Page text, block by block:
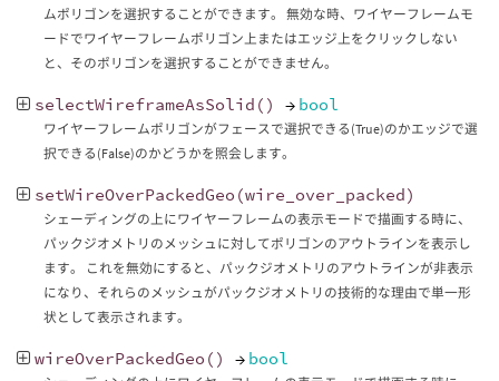
ムポリゴンを選択することができます。 無効な時、ワイヤーフレームモ
ードでワイヤーフレームポリゴン上またはエッジ上をクリックしない
と、そのポリゴンを選択することができません。
selectWireframeAsSolid () → bool
ワイヤーフレームポリゴンがフェースで選択できる(True)のかエッジで選
択できる(False)のかどうかを照会します。
setWireOverPackedGeo (wire_over_packed)
シェーディングの上にワイヤーフレームの表示モードで描画する時に、
パックジオメトリのメッシュに対してポリゴンのアウトラインを表示し
ます。 これを無効にすると、パックジオメトリのアウトラインが非表示
になり、それらのメッシュがパックジオメトリの技術的な理由で単一形
状として表示されます。
wireOverPackedGeo () → bool